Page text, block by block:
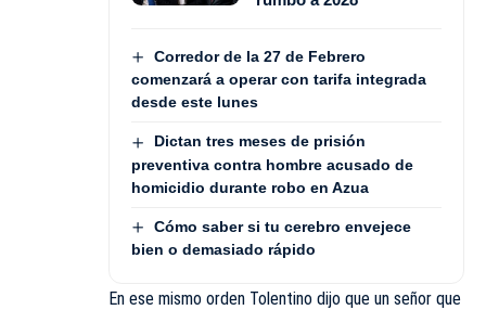
Corredor de la 27 de Febrero
comenzará a operar con tarifa integrada
desde este lunes
Dictan tres meses de prisión
preventiva contra hombre acusado de
homicidio durante robo en Azua
Cómo saber si tu cerebro envejece
bien o demasiado rápido
En ese mismo orden Tolentino dijo que un señor que